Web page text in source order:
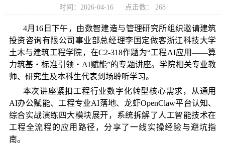
时间：2026-04-16 点击数： 268
4月 16 日下午，由数智建造与管理研究所组织邀请建筑
投资咨询有限公司事业部总经理李国定做客浙江科技大学
土木与建筑工程学院，在C2-318作题为“工程AI应用——算
力筑基・标准引领・ AI赋能”的专题讲座。学院相关专业教
师、研究生及本科生代表到场聆听学习。
本次讲座紧扣工程行业数字化转型核心需求，从通用
AI办公赋能、工程专业AI落地、龙虾OpenClaw平台认知、
综合实战演练四大模块展开，系统拆解了人工智能技术在
工程全流程的应用路径，分享了一线实操经验与避坑指
南。